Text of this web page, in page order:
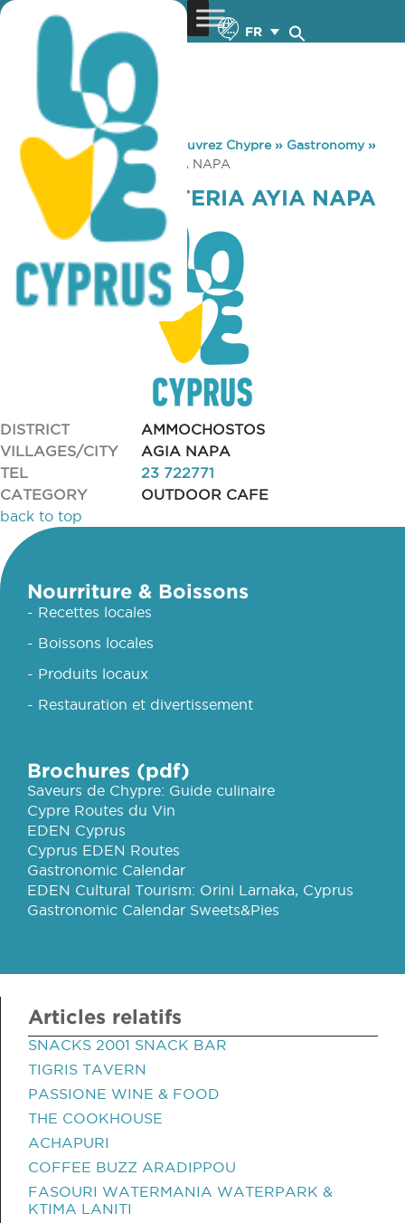
FR
You are here: Home »Découvrez Chypre» Gastronomy»
DOLFIN’S CAFETERIA AYIA NAPA
DOLFIN’S CAFETERIA AYIA NAPA
DISTRICT
AMMOCHOSTOS
VILLAGES/CITY
AGIA NAPA
TEL
23 722771
CATEGORY
OUTDOOR CAFE
back to top
Nourriture & Boissons
- Recettes locales
- Boissons locales
- Produits locaux
- Restauration et divertissement
Brochures (pdf)
Saveurs de Chypre: Guide culinaire
Cypre Routes du Vin
EDEN Cyprus
Cyprus EDEN Routes
Gastronomic Calendar
EDEN Cultural Tourism: Orini Larnaka, Cyprus
Gastronomic Calendar Sweets&Pies
Articles relatifs
SNACKS 2001 SNACK BAR
TIGRIS TAVERN
PASSIONE WINE & FOOD
THE COOKHOUSE
ACHAPURI
COFFEE BUZZ ARADIPPOU
FASOURI WATERMANIA WATERPARK &
KTIMA LANITI